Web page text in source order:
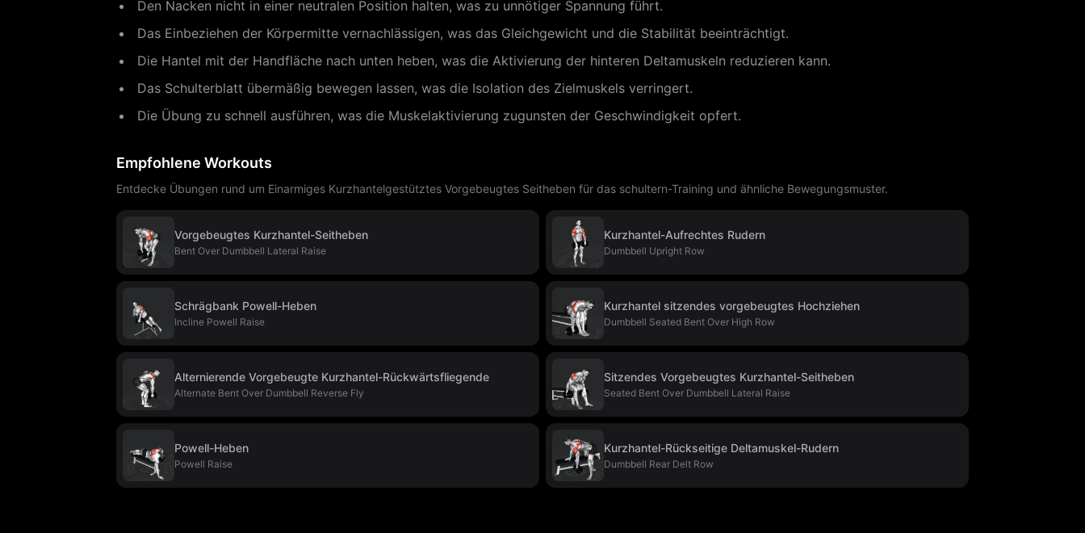
Den Nacken nicht in einer neutralen Position halten, was zu unnötiger Spannung führt.
Das Einbeziehen der Körpermitte vernachlässigen, was das Gleichgewicht und die Stabilität beeinträchtigt.
Die Hantel mit der Handfläche nach unten heben, was die Aktivierung der hinteren Deltamuskeln reduzieren kann.
Das Schulterblatt übermäßig bewegen lassen, was die Isolation des Zielmuskels verringert.
Die Übung zu schnell ausführen, was die Muskelaktivierung zugunsten der Geschwindigkeit opfert.
Empfohlene Workouts
Entdecke Übungen rund um Einarmiges Kurzhantelgestütztes Vorgebeugtes Seitheben für das schultern-Training und ähnliche Bewegungsmuster.
Vorgebeugtes Kurzhantel-Seitheben
Bent Over Dumbbell Lateral Raise
Kurzhantel-Aufrechtes Rudern
Dumbbell Upright Row
Schrägbank Powell-Heben
Incline Powell Raise
Kurzhantel sitzendes vorgebeugtes Hochziehen
Dumbbell Seated Bent Over High Row
Alternierende Vorgebeugte Kurzhantel-Rückwärtsfliegende
Alternate Bent Over Dumbbell Reverse Fly
Sitzendes Vorgebeugtes Kurzhantel-Seitheben
Seated Bent Over Dumbbell Lateral Raise
Powell-Heben
Powell Raise
Kurzhantel-Rückseitige Deltamuskel-Rudern
Dumbbell Rear Delt Row